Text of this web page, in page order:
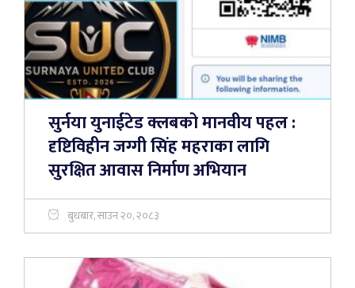
सुर्नया युनाईटेड क्लबको मानवीय पहल :
दृष्टिविहीन जग्गी सिंह महराका लागि
सुरक्षित आवास निर्माण अभियान
बुधबार, साउन २०, २०८३